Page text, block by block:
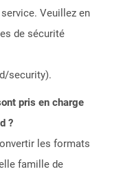
Veuillez en
de sécurité
security).
pris en charge
?
les formats
famille de